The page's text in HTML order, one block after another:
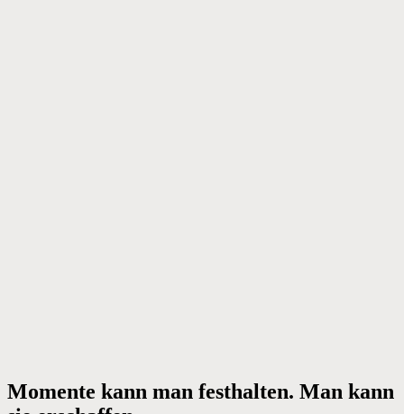
Momente kann man festhalten. Man kann